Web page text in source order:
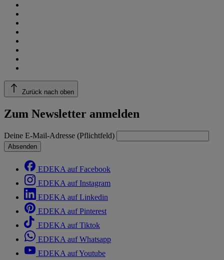
Zurück nach oben
Zum Newsletter anmelden
Deine E-Mail-Adresse (Pflichtfeld)
Absenden
EDEKA auf Facebook
EDEKA auf Instagram
EDEKA auf Linkedin
EDEKA auf Pinterest
EDEKA auf Tiktok
EDEKA auf Whatsapp
EDEKA auf Youtube